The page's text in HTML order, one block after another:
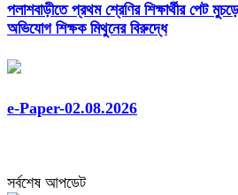
পলাশবাড়ীতে প্রথম শ্রেণির শিক্ষার্থীর পেট
অভিযোগ শিক্ষক মিথুনের বিরুদ্ধে
e-Paper-02.08.2026
সর্বশেষ আপডেট